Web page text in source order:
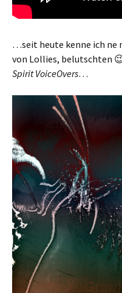
…seit heute kenne ich ne
von Lollies, belutschten
Spirit VoiceOvers…